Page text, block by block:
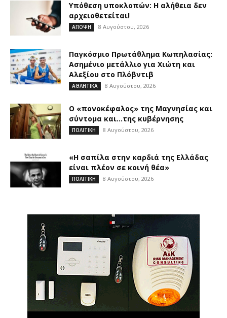
Υπόθεση υποκλοπών: Η αλήθεια δεν
αρχειοθετείται!
ΑΠΟΨΗ 8 Αυγούστου, 2026
Παγκόσμιο Πρωτάθλημα Κωπηλασίας:
Ασημένιο μετάλλιο για Χιώτη και
Αλεξίου στο Πλόβντιβ
ΑΘΛΗΤΙΚΑ 8 Αυγούστου, 2026
Ο «πονοκέφαλος» της Μαγνησίας και
σύντομα και…της κυβέρνησης
ΠΟΛΙΤΙΚΗ 8 Αυγούστου, 2026
«Η σαπίλα στην καρδιά της Ελλάδας
είναι πλέον σε κοινή θέα»
ΠΟΛΙΤΙΚΗ 8 Αυγούστου, 2026